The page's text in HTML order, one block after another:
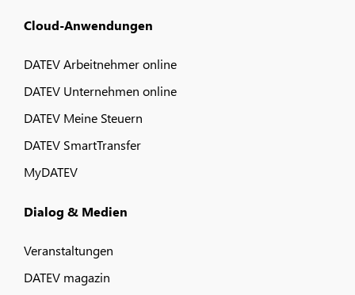
Cloud-Anwendungen
DATEV Arbeitnehmer online
DATEV Unternehmen online
DATEV Meine Steuern
DATEV SmartTransfer
MyDATEV
Dialog & Medien
Veranstaltungen
DATEV magazin